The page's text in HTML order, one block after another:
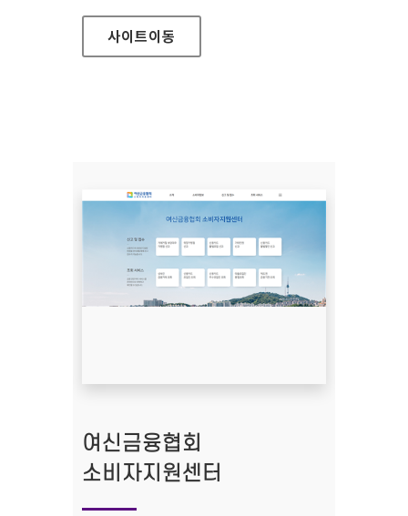
사이트이동
여신금융협회
소비자지원센터